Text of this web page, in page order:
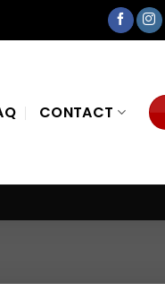
CONTACT